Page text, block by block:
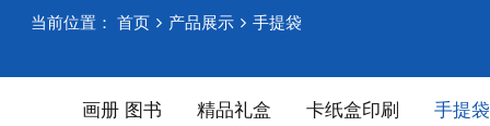
当前位置： 首页 产品展示 手提袋
画册 图书 精品礼盒 卡纸盒印刷 手提袋